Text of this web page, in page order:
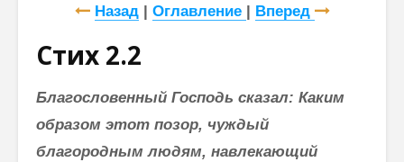
Назад| Оглавление Вперед
Стих 2.2
Благословенный Господь сказал: Каким
образом этот позор, чуждый
благородным людям, навлекающий